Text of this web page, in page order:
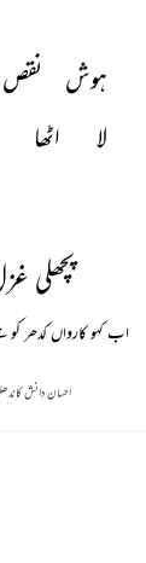
ہوش نقص
لا
اٹھا
پچھلی
اب کہو کارواں کدھر کو
احسان دانش